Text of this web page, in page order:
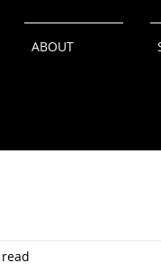
ABOUT